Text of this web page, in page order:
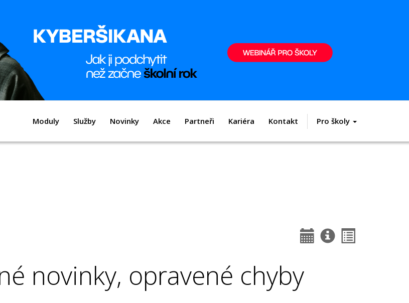
Moduly Služby Novinky Akce Partneři Kariéra Kontakt Pro školy
novinky, opravené chyby